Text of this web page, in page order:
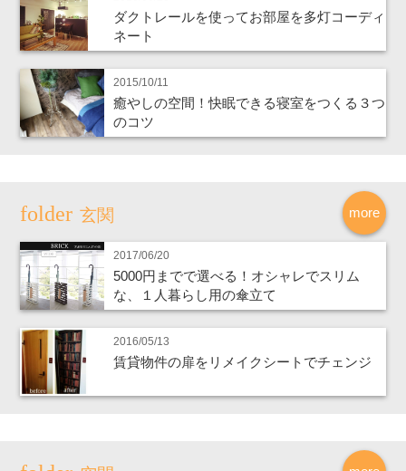
ダクトレールを使ってお部屋を多灯コーディ
ネート
2015/10/11
癒やしの空間！快眠できる寝室をつくる３つ
のコツ
more
玄関
2017/06/20
5000円までで選べる！オシャレでスリム
な、１人暮らし用の傘立て
2016/05/13
賃貸物件の扉をリメイクシートでチェンジ